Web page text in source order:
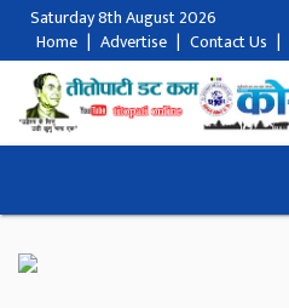
Saturday 8th August 2026
Home | Advertise | Contact Us |